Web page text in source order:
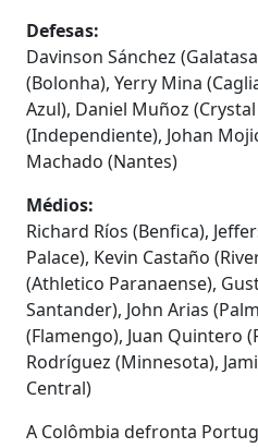
Defesas:
Davinson Sánchez
(Bolonha), Yerry Mina
Azul), Daniel Muñoz
(Independiente), Johan
Machado (Nantes)
Médios:
Richard Ríos (Benfica),
Palace), Kevin Castaño
(Athletico Paranaense),
Santander), John Arias
(Flamengo), Juan Quintero
Rodríguez (Minnesota),
Central)
A Colômbia defronta